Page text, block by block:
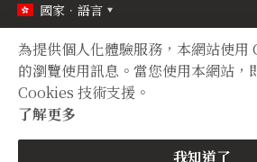
為提供個人化體驗服務，本網站使用
的瀏覽使用訊息。當您使用本網站，
Cookies 技術支援。
了解更多
我知道了
國家．語言
定型化契約
隱私權
Copyright © 2012 TIAN YUAN XIANG